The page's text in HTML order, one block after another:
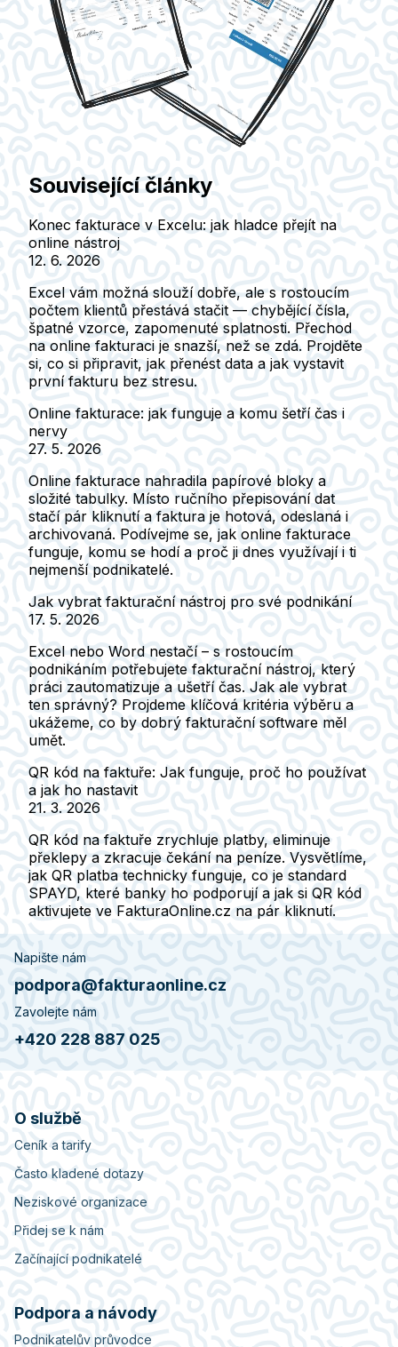
Související články
Konec fakturace v Excelu: jak hladce přejít na
online nástroj
12. 6. 2026
Excel vám možná slouží dobře, ale s rostoucím
počtem klientů přestává stačit — chybějící čísla,
špatné vzorce, zapomenuté splatnosti. Přechod
na online fakturaci je snazší, než se zdá. Projděte
si, co si připravit, jak přenést data a jak vystavit
první fakturu bez stresu.
Online fakturace: jak funguje a komu šetří čas i
nervy
27. 5. 2026
Online fakturace nahradila papírové bloky a
složité tabulky. Místo ručního přepisování dat
stačí pár kliknutí a faktura je hotová, odeslaná i
archivovaná. Podívejme se, jak online fakturace
funguje, komu se hodí a proč ji dnes využívají i ti
nejmenší podnikatelé.
Jak vybrat fakturační nástroj pro své podnikání
17. 5. 2026
Excel nebo Word nestačí – s rostoucím
podnikáním potřebujete fakturační nástroj, který
práci zautomatizuje a ušetří čas. Jak ale vybrat
ten správný? Projdeme klíčová kritéria výběru a
ukážeme, co by dobrý fakturační software měl
umět.
QR kód na faktuře: Jak funguje, proč ho používat
a jak ho nastavit
21. 3. 2026
QR kód na faktuře zrychluje platby, eliminuje
překlepy a zkracuje čekání na peníze. Vysvětlíme,
jak QR platba technicky funguje, co je standard
SPAYD, které banky ho podporují a jak si QR kód
aktivujete ve FakturaOnline.cz na pár kliknutí.
Napište nám
podpora@fakturaonline.cz
Zavolejte nám
+420 228 887 025
O službě
Ceník a tarify
Často kladené dotazy
Neziskové organizace
Přidej se k nám
Začínající podnikatelé
Podpora a návody
Podnikatelův průvodce